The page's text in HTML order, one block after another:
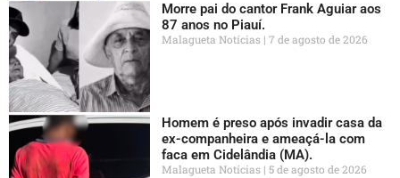
Morre pai do cantor Frank Aguiar aos
87 anos no Piauí.
Malagueta Notícias 7 de agosto de 2026
Homem é preso após invadir casa da
ex-companheira e ameaçá-la com
faca em Cidelândia (MA).
Malagueta Notícias 5 de agosto de 2026